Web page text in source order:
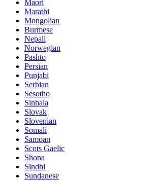
Maori
Marathi
Mongolian
Burmese
Nepali
Norwegian
Pashto
Persian
Punjabi
Serbian
Sesotho
Sinhala
Slovak
Slovenian
Somali
Samoan
Scots Gaelic
Shona
Sindhi
Sundanese